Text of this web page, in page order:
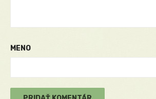
MENO